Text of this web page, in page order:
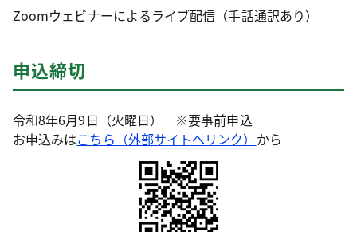
Zoomウェビナーによるライブ配信（手話通訳あり）
申込締切
令和8年6月9日（火曜日） ※要事前申込
お申込みはこちら（外部サイトへリンク） から